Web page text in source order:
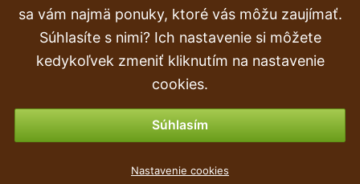
Doprava a doručenie
Objednávka
Vrátenie tovaru & vrátenie peňazí
sa vám najmä ponuky, ktoré vás môžu zaujímať.
Súhlasíte s nimi? Ich nastavenie si môžete
kedykoľvek zmeniť kliknutím na nastavenie
cookies.
Súhlasím
Nastavenie cookies